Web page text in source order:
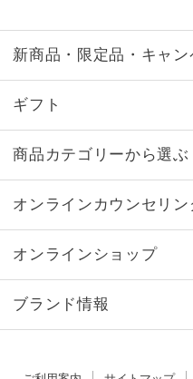
新商品・限定品・キャン
ギフト
商品カテゴリーから選ぶ
オンラインカウンセリン
オンラインショップ
ブランド情報